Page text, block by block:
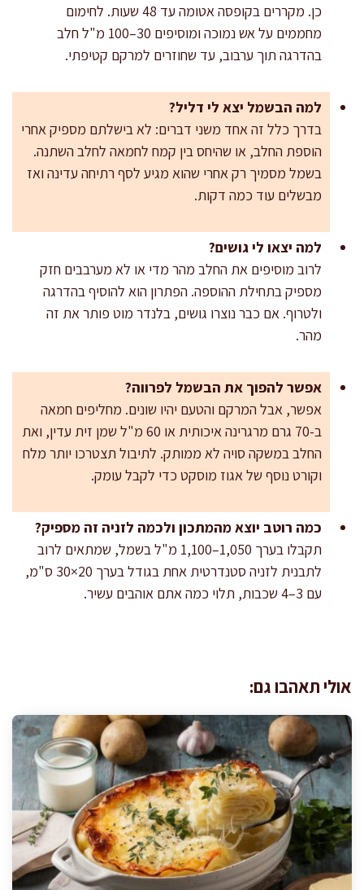
כן. מקררים בקופסה אטומה עד 48 שעות. לחימום
מחממים על אש נמוכה ומוסיפים 30–100 מ"ל חלב
בהדרגה תוך ערבוב, עד שחוזרים למרקם קטיפתי.
למה הבשמל יצא לי דליל?
בדרך כלל זה אחד משני דברים: לא בישלתם מספיק אחרי
הוספת החלב, או שהיחס בין קמח לחמאה לחלב השתנה.
בשמל מסמיך רק אחרי שהוא מגיע לסף רתיחה עדינה ואז
מבשלים עוד כמה דקות.
למה יצאו לי גושים?
לרוב מוסיפים את החלב מהר מדי או לא מערבבים חזק
מספיק בתחילת ההוספה. הפתרון הוא להוסיף בהדרגה
ולטרוף. אם כבר נוצרו גושים, בלנדר מוט פותר את זה
מהר.
אפשר להפוך את הבשמל לפרווה?
אפשר, אבל המרקם והטעם יהיו שונים. מחליפים חמאה
ב-70 גרם מרגרינה איכותית או 60 מ"ל שמן זית עדין, ואת
החלב במשקה סויה לא ממותק. לתיבול תצטרכו יותר מלח
וקורט נוסף של אגוז מוסקט כדי לקבל עומק.
כמה רוטב יוצא מהמתכון ולכמה לזניה זה מספיק?
תקבלו בערך 1,050–1,100 מ"ל בשמל, שמתאים לרוב
לתבנית לזניה סטנדרטית אחת בגודל בערך 20×30 ס"מ,
עם 3–4 שכבות, תלוי כמה אתם אוהבים עשיר.
אולי תאהבו גם: